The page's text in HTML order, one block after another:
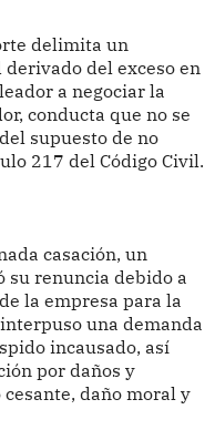
delimita un
del exceso en
a negociar la
conducta que no se
supuesto de no
217 del Código Civil.
casación, un
su renuncia debido a
la empresa para la
una demanda
incausado, así
por daños y
daño moral y